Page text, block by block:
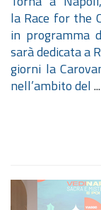
la Race for the
in programma
sarà dedicata a
giorni la
nell’ambito del...